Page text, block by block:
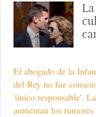
El abogado de la
del Rey no fue
'único responsable'.
aumentan los